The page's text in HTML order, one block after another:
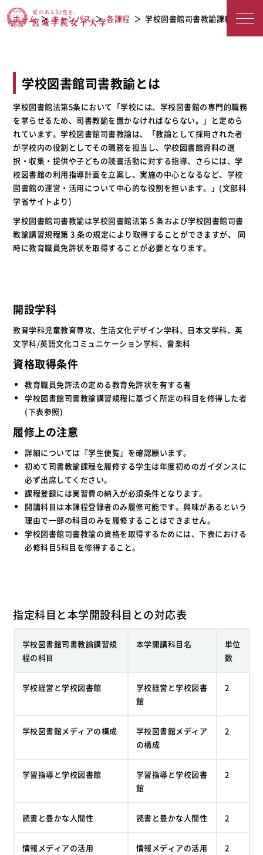
学校図書館司書教諭課程
ホーム キャンパス 各課程 学校図書館司書教諭課程
学校図書館司書教諭とは
学校図書館法第5条において「学校には、学校図書館の専門的職務
を掌らせるため、司書教諭を置かなければならない。」と定めら
れています。学校図書館司書教諭は、「教諭として採用された者
が学校内の役割としてその職務を担当し、学校図書館資料の選
択・収集・提供や子どもの読書活動に対する指導、さらには、学
校図書館の利用指導計画を立案し、実施の中心となるなど、学校
図書館の運営・活用について中心的な役割を担います。」(文部科
学省サイトより)
学校図書館司書教諭は学校図書館法第 5 条および学校図書館司書
教諭講習規程第 3 条の規定により取得することができますが、 同
時に教育職員免許状を取得することが必要となります。
開設学科
教育学科児童教育専攻、生活文化デザイン学科、日本文学科、英
文学科/英語文化コミュニケーション学科、音楽科
資格取得条件
教育職員免許法の定める教育免許状を有する者
学校図書館司書教諭講習規程に基づく所定の科目を修得した者
(下表参照)
履修上の注意
詳細については『学生便覧』を確認願います。
初めて司書教諭課程を履修する学生は年度初めのガイダンスに
必ず出席してください。
課程登録には実習費の納入が必須条件となります。
開講科目は本課程登録者のみ履修可能です。興味があるという
理由で一部の科目のみを履修することはできません。
学校図書館司書教諭の資格を取得するためには、下表における
必修科目5科目を修得すること。
指定科目と本学開設科目との対応表
学校図書館司書教諭講習規
程の科目
本学開講科目名
単位
数
学校経営と学校図書館
学校経営と学校図書
館
2
学校図書館メディアの構成
学校図書館メディア
の構成
2
学習指導と学校図書館
学習指導と学校図書
館
2
読書と豊かな人間性 読書と豊かな人間性 2
情報メディアの活用 情報メディアの活用 2